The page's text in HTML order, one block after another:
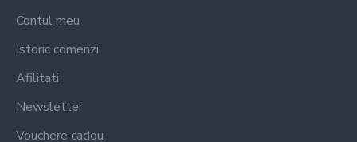
Contul meu
Istoric comenzi
Afilitati
Newsletter
Vouchere cadou